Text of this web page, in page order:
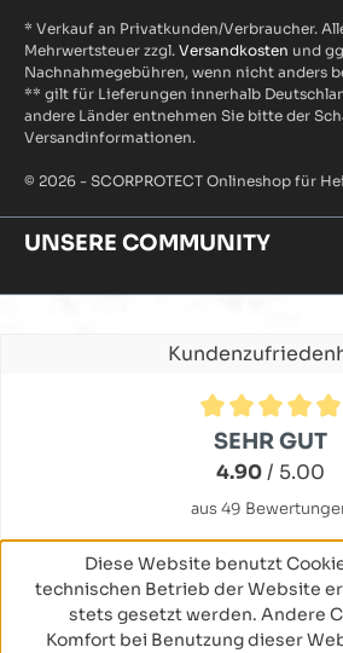
* Verkauf an Privatkunden/Verbraucher.
Mehrwertsteuer zzgl. Versandkosten und
Nachnahmegebühren, wenn nicht anders
** gilt für Lieferungen innerhalb
andere Länder entnehmen Sie bitte der
Versandinformationen.
© 2026 - SCORPROTECT Onlineshop für
UNSERE COMMUNITY
Durchschnittliche Bewertung von
SEHR GUT
4.90/ 5.00
aus 49
Diese Website benutzt
technischen Betrieb der Website
stets gesetzt werden. Andere
Komfort bei Benutzung dieser